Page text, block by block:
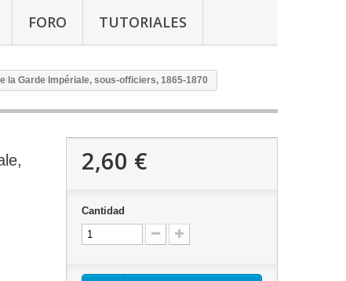
FORO TUTORIALES
la Garde Impériale, sous-officiers, 1865-1870
2,60 €
Cantidad